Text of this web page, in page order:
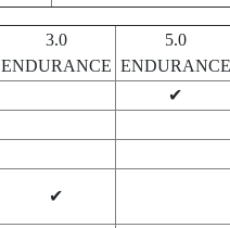
3.0
ENDURANCE
5.0
ENDURANCE
✔︎
✔︎